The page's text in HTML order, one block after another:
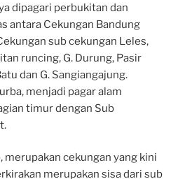
dipagari perbukitan dan
antara Cekungan Bandung
sub cekungan Leles,
runcing, G. Durung, Pasir
dan G. Sangiangajung.
menjadi pagar alam
timur dengan Sub
merupakan cekungan yang kini
merupakan sisa dari sub